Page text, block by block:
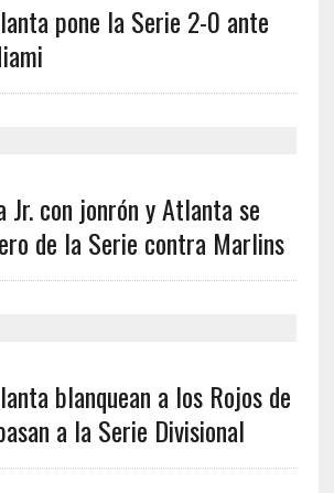
pone la Serie 2-0 ante
Jr. con jonrón y Atlanta se
de la Serie contra Marlins
blanquean a los Rojos de
a la Serie Divisional